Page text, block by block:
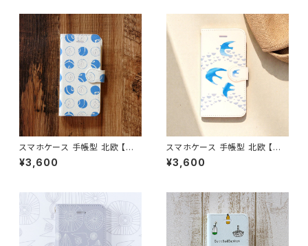
pe
スマホケース 手帳型 北欧 【洋
なし サックスブルー】 iPhone1
7/16/15/SE3/Android カード
¥3,600
スマホケース 手帳型 北欧 【雨
上がりの鳥】 iPhone17/16/15/
SE3/Android カード収納 スタ
¥3,600